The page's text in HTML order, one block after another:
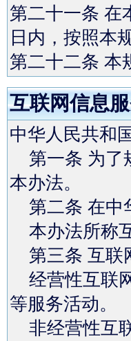
第二十一条 在
日内，按照本
第二十二条 本
互联网信息
中华人民共和
第一条 为了
本办法。
第二条 在中
本办法所称
第三条 互联
经营性互联
等服务活动。
非经营性互